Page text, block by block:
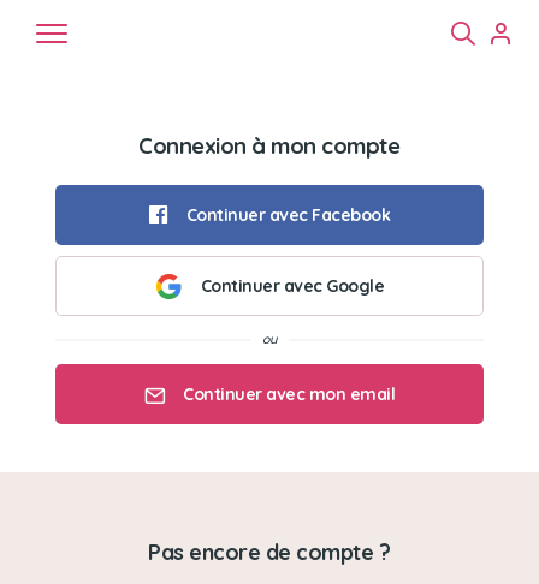
Chats
Connexion à mon compte
Continuer avec Facebook
Continuer avec Google
Continuer avec mon email
Pas encore de compte ?